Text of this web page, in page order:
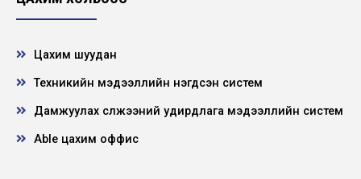
Цахим шуудан
Техникийн мэдээллийн нэгдсэн систем
Дамжуулах сүлжээний удирдлага мэдээллийн систем
Able цахим оффис